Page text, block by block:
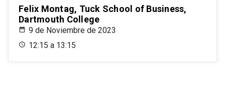
Felix Montag, Tuck School of Business,
Dartmouth College
9 de Noviembre de 2023
12:15 a 13:15